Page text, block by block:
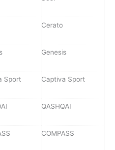
Cerato
Genesis
Sport Captiva Sport
QASHQAI
COMPASS